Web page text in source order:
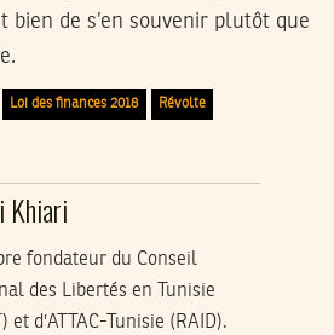
bien de s’en souvenir plutôt que
Loi des finances 2018 Révolte
Khiari
fondateur du Conseil
des Libertés en Tunisie
et d'ATTAC-Tunisie (RAID).